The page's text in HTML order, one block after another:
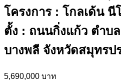
โครงการ : โกลเด้น นี
ตั้ง : ถนนกิ่งแก้ว ตำบล
บางพลี จังหวัดสมุทรป
5,690,000 บาท